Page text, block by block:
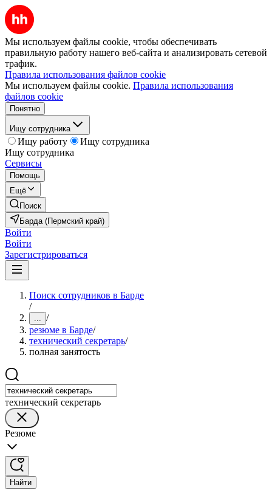
Мы используем файлы cookie, чтобы обеспечивать
правильную работу нашего веб-сайта и анализировать сетевой
трафик.
Правила использования файлов cookie
Мы используем файлы cookie. Правила использования
файлов cookie
Понятно
Ищу сотрудника
Ищу работу
Ищу сотрудника
Ищу сотрудника
Сервисы
Помощь
Ещё
Поиск
Барда (Пермский край)
Войти
Войти
Зарегистрироваться
Поиск сотрудников в Барде
/
... /
резюме в Барде/
технический секретарь/
полная занятость
технический секретарь
Резюме
Найти